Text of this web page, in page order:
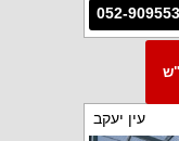
052-
עין יעקב